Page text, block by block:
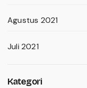
Agustus 2021
Juli 2021
Kategori